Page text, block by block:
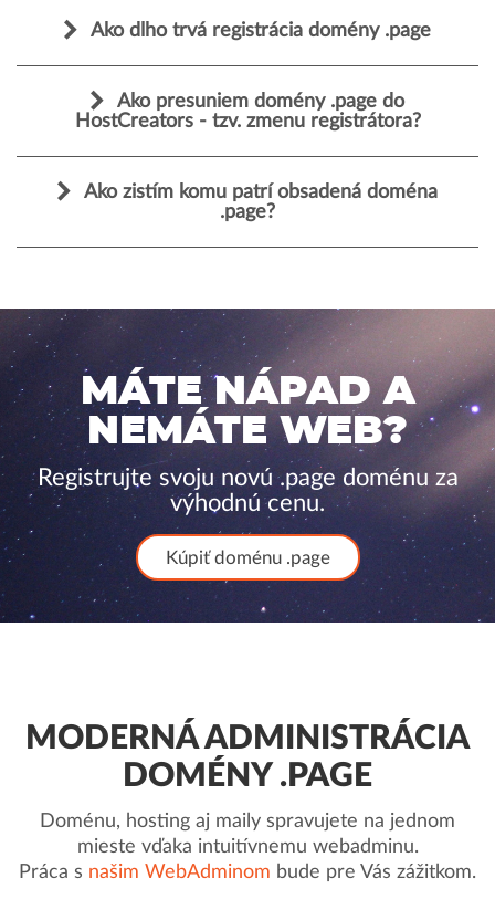
Ako dlho trvá registrácia domény .page
Ako presuniem domény .page do
HostCreators - tzv. zmenu registrátora?
Ako zistím komu patrí obsadená doména
.page?
MÁTE NÁPAD A
NEMÁTE WEB?
Registrujte svoju novú .page doménu za
výhodnú cenu.
Kúpiť doménu .page
MODERNÁ ADMINISTRÁCIA
DOMÉNY .PAGE
Doménu, hosting aj maily spravujete na jednom
mieste vďaka intuitívnemu webadminu.
Práca s našim WebAdminom bude pre Vás zážitkom.